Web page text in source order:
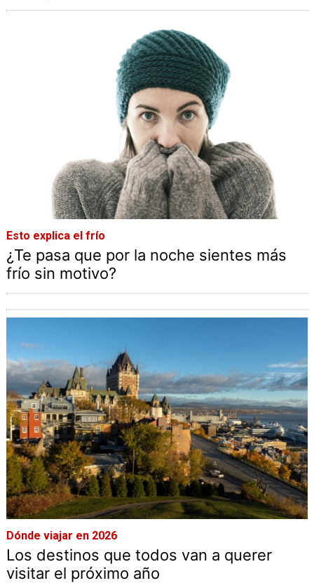
Esto explica el frío
¿Te pasa que por la noche sientes más
frío sin motivo?
Dónde viajar en 2026
Los destinos que todos van a querer
visitar el próximo año